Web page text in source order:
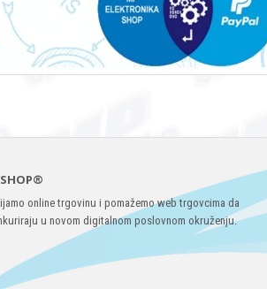
SHOP®
online trgovinu i pomažemo web trgovcima da
u novom digitalnom poslovnom okruženju.